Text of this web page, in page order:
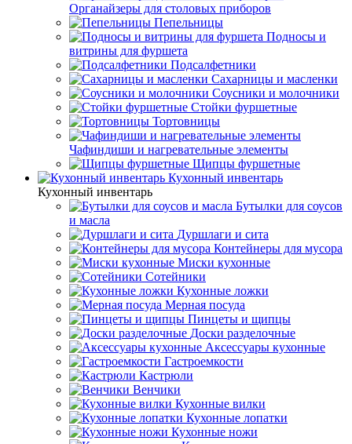
Органайзеры для столовых приборов
Пепельницы
Подносы и
витрины для фуршета
Подсалфетники
Сахарницы и масленки
Соусники и молочники
Стойки фуршетные
Тортовницы
Чафиндиши и нагревательные элементы
Щипцы фуршетные
Кухонный инвентарь
Кухонный инвентарь
Бутылки для соусов
и масла
Дуршлаги и сита
Контейнеры для мусора
Миски кухонные
Сотейники
Кухонные ложки
Мерная посуда
Пинцеты и щипцы
Доски разделочные
Аксессуары кухонные
Гастроемкости
Кастрюли
Венчики
Кухонные вилки
Кухонные лопатки
Кухонные ножи